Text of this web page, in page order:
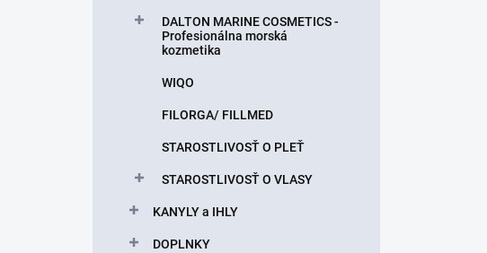
DALTON MARINE COSMETICS -
Profesionálna morská
kozmetika
WIQO
FILORGA/ FILLMED
STAROSTLIVOSŤ O PLEŤ
STAROSTLIVOSŤ O VLASY
KANYLY a IHLY
DOPLNKY